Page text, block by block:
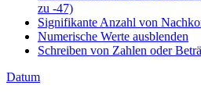
zu -47)
Signifikante Anzahl von
Numerische Werte ausblenden
Schreiben von Zahlen oder
Datum